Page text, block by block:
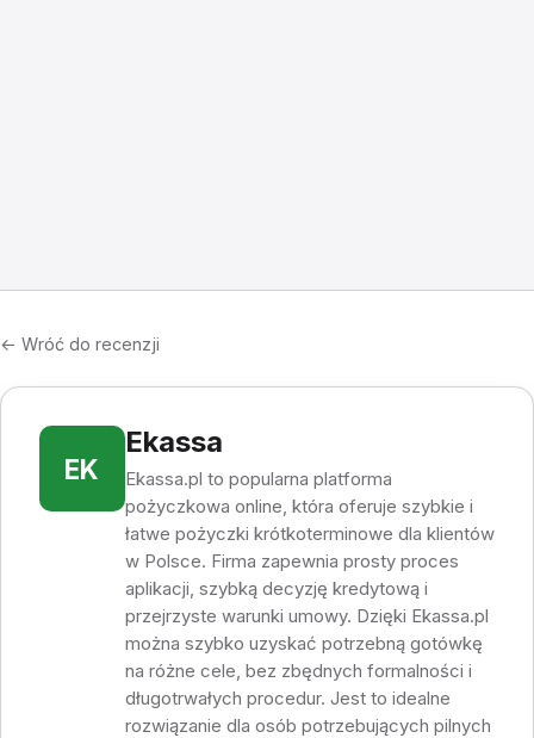
← Wróć do recenzji
EK
Ekassa
Ekassa.pl to popularna platforma
pożyczkowa online, która oferuje szybkie i
łatwe pożyczki krótkoterminowe dla klientów
w Polsce. Firma zapewnia prosty proces
aplikacji, szybką decyzję kredytową i
przejrzyste warunki umowy. Dzięki Ekassa.pl
można szybko uzyskać potrzebną gotówkę
na różne cele, bez zbędnych formalności i
długotrwałych procedur. Jest to idealne
rozwiązanie dla osób potrzebujących pilnych